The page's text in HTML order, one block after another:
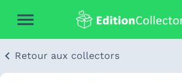
Retour aux collectors